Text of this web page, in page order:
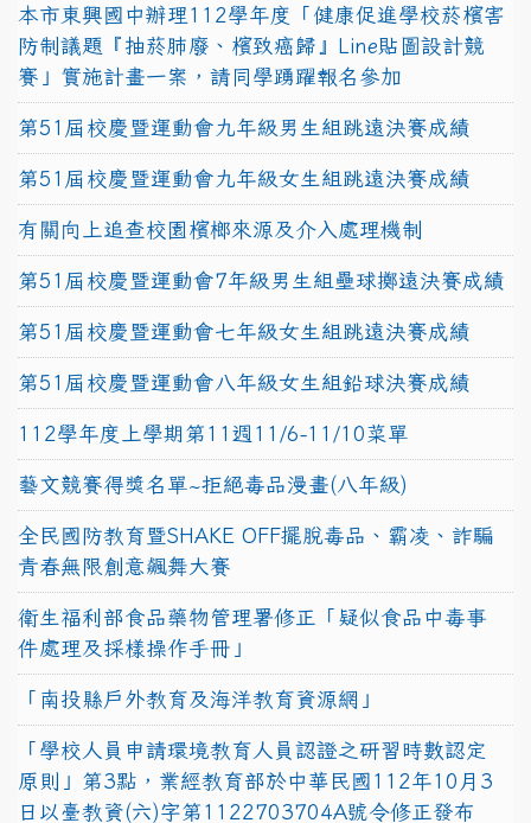
本市東興國中辦理112學年度「健康促進學校菸檳害
防制議題『抽菸肺廢、檳致癌歸』Line貼圖設計競
賽」實施計畫一案，請同學踴躍報名參加
第51屆校慶暨運動會九年級男生組跳遠決賽成績
第51屆校慶暨運動會九年級女生組跳遠決賽成績
有關向上追查校園檳榔來源及介入處理機制
第51屆校慶暨運動會7年級男生組壘球擲遠決賽成績
第51屆校慶暨運動會七年級女生組跳遠決賽成績
第51屆校慶暨運動會八年級女生組鉛球決賽成績
112學年度上學期第11週11/6-11/10菜單
藝文競賽得獎名單~拒絕毒品漫畫(八年級)
全民國防教育暨SHAKE OFF擺脫毒品、霸凌、詐騙
青春無限創意飆舞大賽
衛生福利部食品藥物管理署修正「疑似食品中毒事
件處理及採樣操作手冊」
「南投縣戶外教育及海洋教育資源網」
「學校人員申請環境教育人員認證之研習時數認定
原則」第3點，業經教育部於中華民國112年10月3
日以臺教資(六)字第1122703704A號令修正發布